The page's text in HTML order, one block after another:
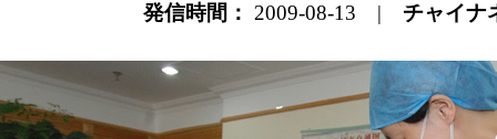
発信時間： 2009-08-13 | チャイナ